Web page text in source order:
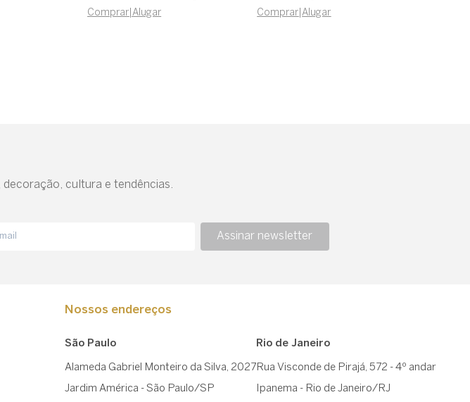
Comprar |Alugar Comprar |Alugar
cultura e tendências.
Assinar newsletter
Nossos endereços
São Paulo
Alameda Gabriel Monteiro da Silva, 2027
Jardim América - São Paulo/SP
Rio de Janeiro
Rua Visconde de Pirajá, 572 - 4º andar
Ipanema - Rio de Janeiro/RJ